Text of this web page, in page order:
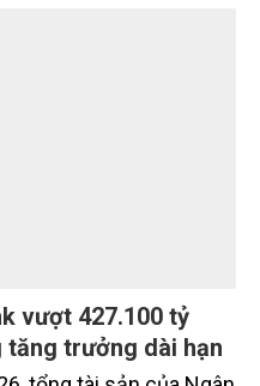
vượt 427.100 tỷ
tăng trưởng dài hạn